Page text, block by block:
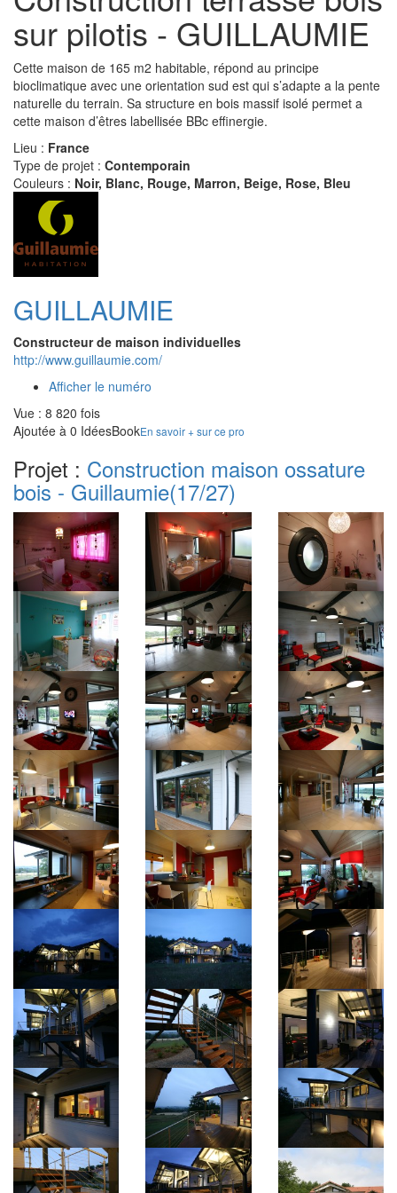
sur pilotis - GUILLAUMIE
Cette maison de 165 m2 habitable, répond au principe
bioclimatique avec une orientation sud est qui s’adapte a la pente
naturelle du terrain. Sa structure en bois massif isolé permet a
cette maison d’êtres labellisée BBc effinergie.
Lieu : France
Type de projet : Contemporain
Couleurs : Noir, Blanc, Rouge, Marron, Beige, Rose, Bleu
GUILLAUMIE
Constructeur de maison individuelles
http://www.guillaumie.com/
Afficher le numéro
Vue : 8 820 fois
Ajoutée à 0 IdéesBookEn savoir + sur ce pro
Projet : Construction maison ossature
bois - Guillaumie(17/27)